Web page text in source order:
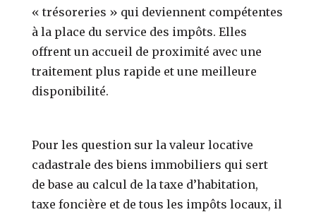
« trésoreries » qui deviennent compétentes
à la place du service des impôts. Elles
offrent un accueil de proximité avec une
traitement plus rapide et une meilleure
disponibilité.
Pour les question sur la valeur locative
cadastrale des biens immobiliers qui sert
de base au calcul de la taxe d’habitation,
taxe foncière et de tous les impôts locaux, il